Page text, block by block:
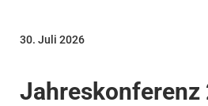
Jahreskonferenz
30. Juli 2026